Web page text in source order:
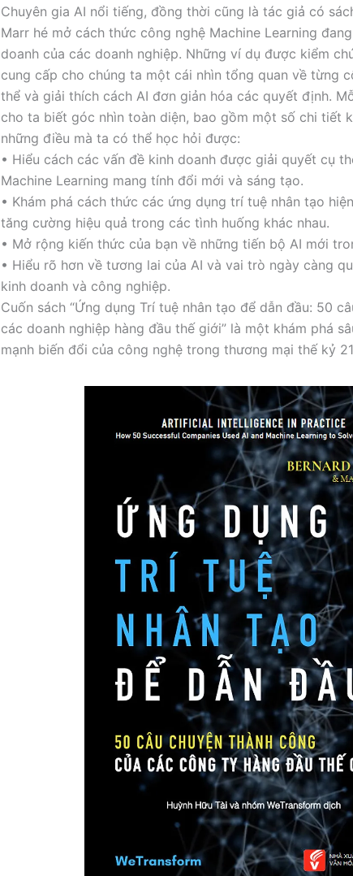
Chuyên gia AI nổi tiếng, đồng thời cũng là tác giả có
Marr hé mở cách thức công nghệ Machine Learning
doanh của các doanh nghiệp. Những ví dụ được kiểm
cung cấp cho chúng ta một cái nhìn tổng quan về từng
thể và giải thích cách AI đơn giản hóa các quyết định.
cho ta biết góc nhìn toàn diện, bao gồm một số chi tiết
những điều mà ta có thể học hỏi được:
• Hiểu cách các vấn đề kinh doanh được giải quyết cụ
Machine Learning mang tính đổi mới và sáng tạo.
• Khám phá cách thức các ứng dụng trí tuệ nhân tạo
tăng cường hiệu quả trong các tình huống khác nhau.
• Mở rộng kiến thức của bạn về những tiến bộ AI mới
• Hiểu rõ hơn về tương lai của AI và vai trò ngày càng
kinh doanh và công nghiệp.
Cuốn sách “Ứng dụng Trí tuệ nhân tạo để dẫn đầu: 50
các doanh nghiệp hàng đầu thế giới” là một khám phá
mạnh biến đổi của công nghệ trong thương mại thế kỷ